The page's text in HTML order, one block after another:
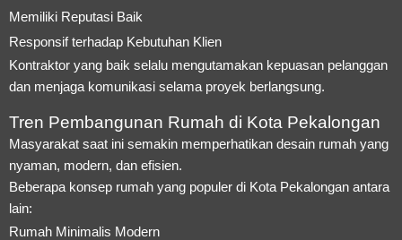
Memiliki Reputasi Baik
Responsif terhadap Kebutuhan Klien
Kontraktor yang baik selalu mengutamakan kepuasan pelanggan
dan menjaga komunikasi selama proyek berlangsung.
Tren Pembangunan Rumah di Kota Pekalongan
Masyarakat saat ini semakin memperhatikan desain rumah yang
nyaman, modern, dan efisien.
Beberapa konsep rumah yang populer di Kota Pekalongan antara
lain:
Rumah Minimalis Modern